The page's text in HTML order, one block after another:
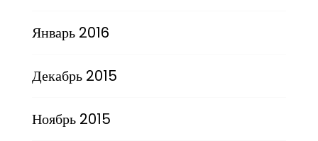
Январь 2016
Декабрь 2015
Ноябрь 2015